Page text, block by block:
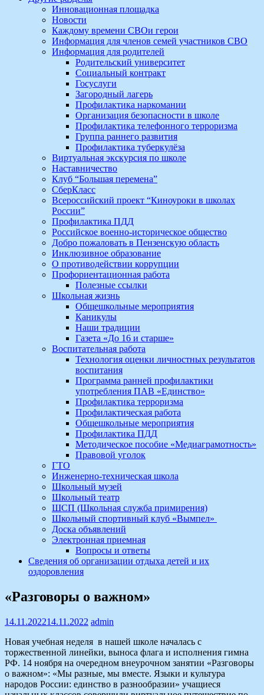
Инновационная площадка
Новости
Каждому времени СВОи герои
Информация для членов семей участников СВО
Информация для родителей
Родительский университет
Социальный контракт
Госуслуги
Загородный лагерь
Профилактика наркомании
Организация безопасности в школе
Профилактика телефонного терроризма
Группа раннего развития
Профилактика туберкулёза
Виртуальная экскурсия по школе
Наставничество
Клуб “Большая перемена”
СберКласс
Всероссийский проект “Киноуроки в школах
России”
Профилактика ПДД
Российское военно-историческое общество
Добро пожаловать в Пензенскую область
Инклюзивное образование
О противодействии коррупции
Профориентационная работа
Полезные ссылки
Школьная жизнь
Общешкольные мероприятия
Каникулы
Наши традиции
Газета «До 16 и старше»
Воспитательная работа
Технология оценки личностных результатов
воспитания
Программа ранней профилактики
употребления ПАВ «Единство»
Профилактика терроризма
Профилактическая работа
Общешкольные мероприятия
Профилактика ПДД
Методическое пособие «Медиаграмотность»
Правовой уголок
ГТО
Инженерно-техническая школа
Школьный музей
Школьный театр
ШСП (Школьная служба примирения)
Школьный спортивный клуб «Вымпел»
Доска объявлений
Электронная приемная
Вопросы и ответы
Сведения об организации отдыха детей и их
оздоровления
«Разговоры о важном»
14.11.202214.11.2022 admin
Новая учебная неделя в нашей школе началась с
торжественной линейки, выноса флага и исполнения гимна
РФ. 14 ноября на очередном внеурочном занятии «Разговоры
о важном»: «Мы разные, мы вместе. Языки и культура
народов России: единство в разнообразии» учащиеся